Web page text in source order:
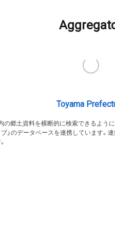
Toyama
の郷土資料を横断的に検索できるよう
」のデータベースを連携しています。